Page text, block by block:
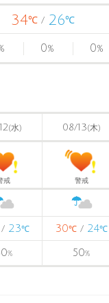
34℃ 26℃
0% 0%
(水) 08/13(木)
戒 警戒
/ 23℃ 30℃/ 24℃
% 50%